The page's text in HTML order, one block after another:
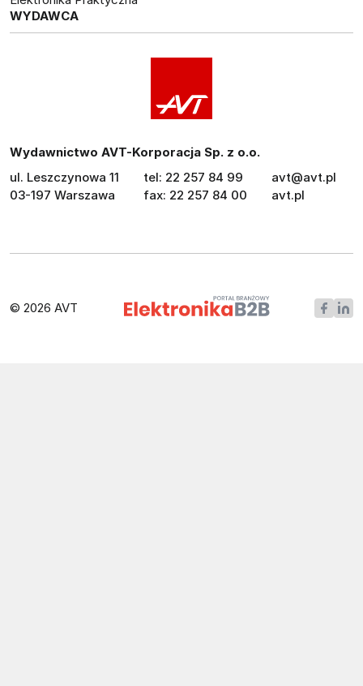
WYDAWCA
Wydawnictwo AVT-Korporacja Sp. z o.o.
ul. Leszczynowa 11
03-197 Warszawa
tel: 22 257 84 99
fax: 22 257 84 00
avt@avt.pl
avt.pl
© 2026 AVT